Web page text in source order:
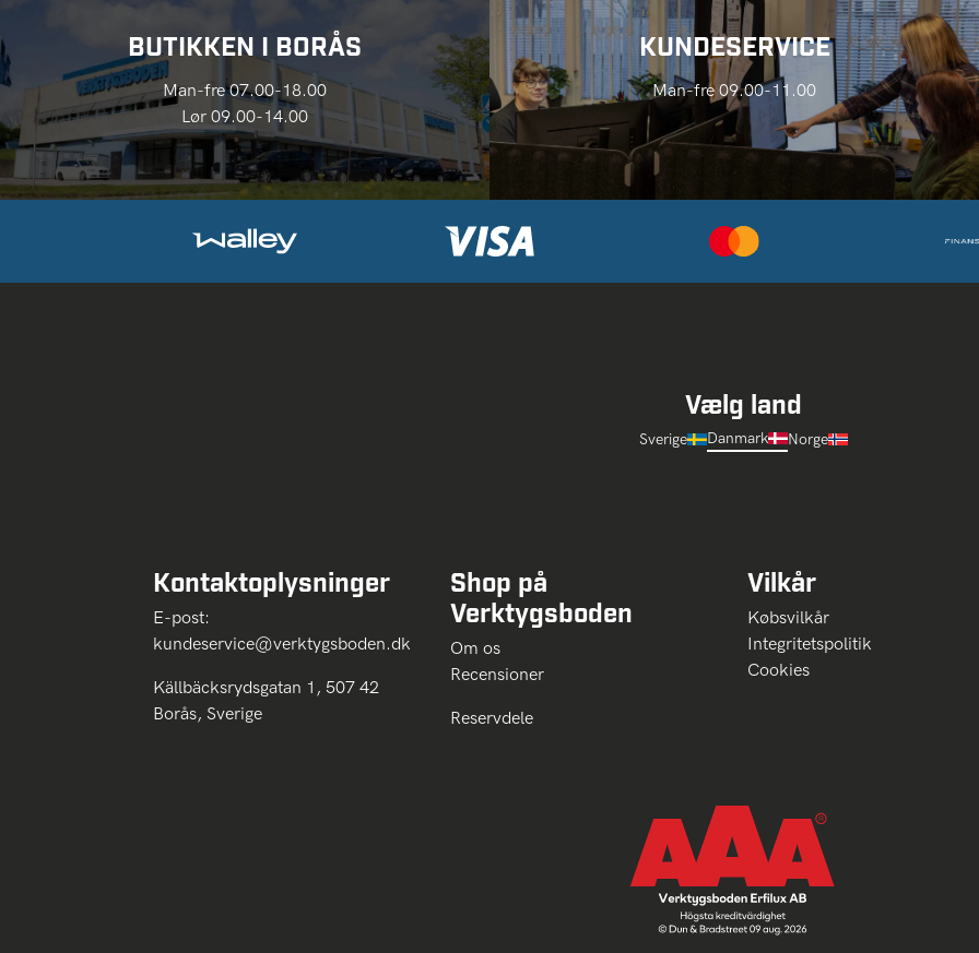
BUTIKKEN I BORÅS
Man-fre 07.00-18.00
Lør 09.00-14.00
KUNDESERVICE
Man-fre 09.00-11.00
Vælg land
Sverige Danmark Norge
Kontaktoplysninger
E-post:
kundeservice@verktygsboden.dk
Källbäcksrydsgatan 1, 507 42
Borås, Sverige
Shop på
Verktygsboden
Om os
Recensioner
Reservdele
Vilkår
Købsvilkår
Integritetspolitik
Cookies